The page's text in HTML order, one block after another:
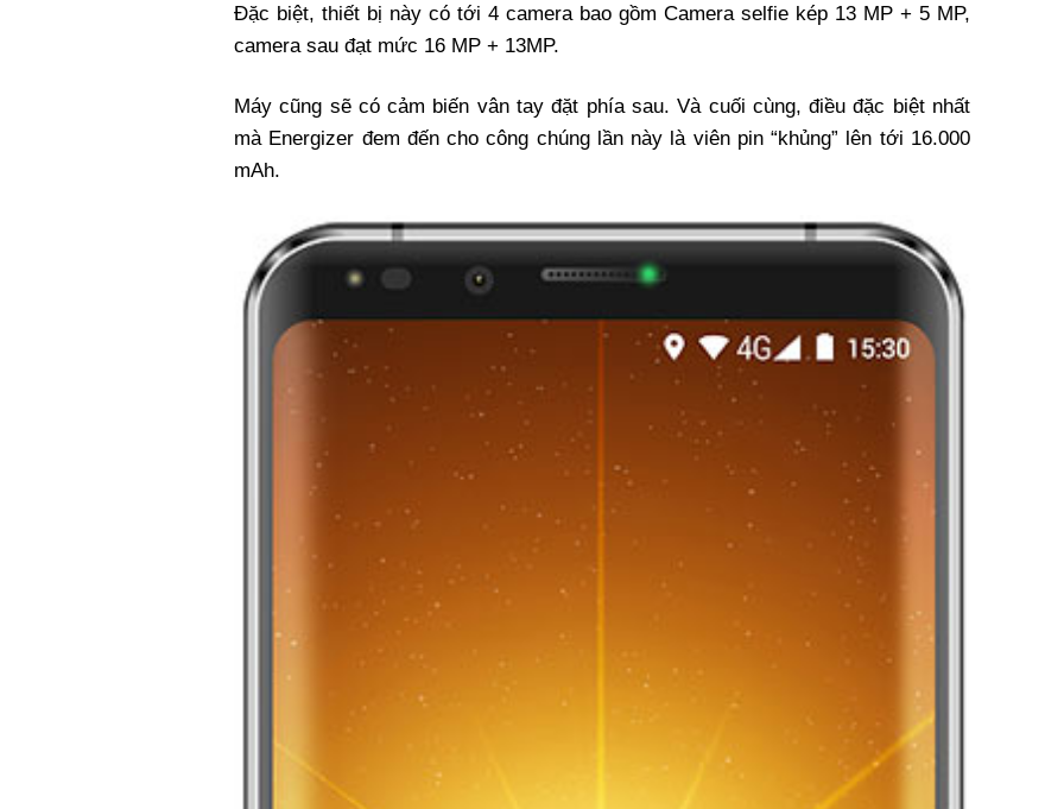
Đặc biệt, thiết bị này có tới 4 camera bao gồm Camera selfie kép 13 MP + 5 MP,
camera sau đạt mức 16 MP + 13MP.
Máy cũng sẽ có cảm biến vân tay đặt phía sau. Và cuối cùng, điều đặc biệt nhất
mà Energizer đem đến cho công chúng lần này là viên pin “khủng” lên tới 16.000
mAh.